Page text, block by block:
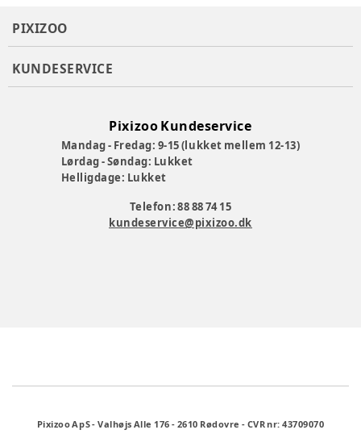
PIXIZOO
KUNDESERVICE
Pixizoo Kundeservice
Mandag - Fredag: 9-15 (lukket mellem 12-13)
Lørdag - Søndag: Lukket
Helligdage: Lukket
Telefon: 88 88 74 15
kundeservice@pixizoo.dk
Pixizoo ApS-Valhøjs Alle 176 - 2610 Rødovre - CVR nr: 43709070